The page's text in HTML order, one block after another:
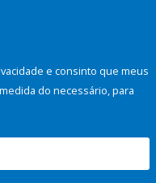
e consinto que meus
do necessário, para